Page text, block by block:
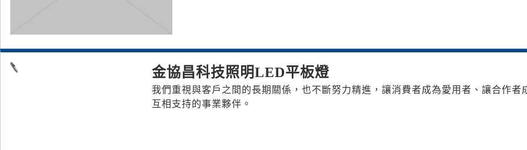
金協昌科技照明LED平板燈
我們重視與客戶之間的長期關係，也不斷努力精進，讓消費者成為愛用者、讓合作者
互相支持的事業夥伴。